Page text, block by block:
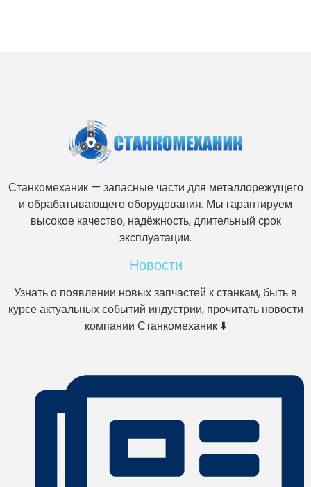
Станкомеханик — запасные части для металлорежущего
и обрабатывающего оборудования. Мы гарантируем
высокое качество, надёжность, длительный срок
эксплуатации.
Новости
Узнать о появлении новых запчастей к станкам, быть в
курсе актуальных событий индустрии, прочитать новости
компании Станкомеханик ⬇️